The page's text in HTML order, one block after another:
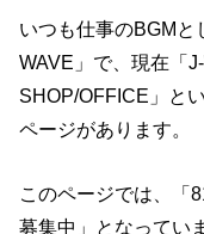
いつも仕事のBGMと
WAVE」で、現在「
SHOP/OFFICE」と
ページがあります。
このページでは、「
募集中」となってい